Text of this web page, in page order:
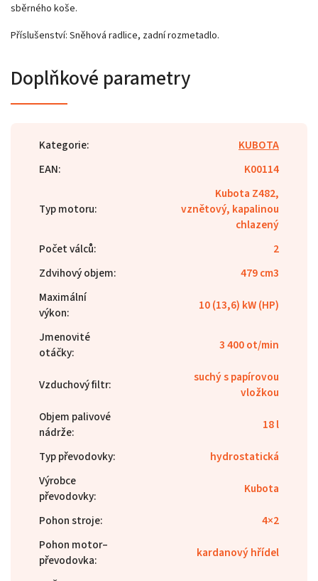
sběrného koše.
Příslušenství: Sněhová radlice, zadní rozmetadlo.
Doplňkové parametry
Kategorie:
KUBOTA
EAN: K00114
Typ motoru:
Kubota Z482,
vznětový, kapalinou
chlazený
Počet válců:
2
Zdvihový objem:
479 cm3
Maximální
výkon: 10 (13,6) kW (HP)
Jmenovité
otáčky: 3 400 ot/min
Vzduchový filtr:
suchý s papírovou
vložkou
Objem palivové
nádrže: 18 l
Typ převodovky:
hydrostatická
Výrobce
převodovky: Kubota
Pohon stroje:
4×2
Pohon motor–
převodovka: kardanový hřídel